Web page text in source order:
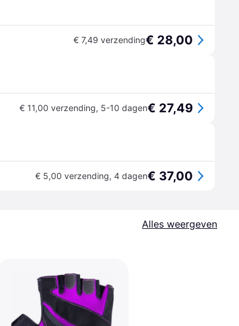
€ 7,49 verzending€ 28,00
€ 11,00 verzending, 5-10 dagen€ 27,49
€ 5,00 verzending, 4 dagen€ 37,00
Alles weergeven